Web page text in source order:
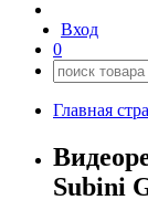
Вход
0
Главная
Subini